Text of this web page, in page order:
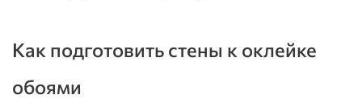
Как подготовить стены к оклейке
обоями